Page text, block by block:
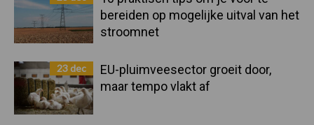
bereiden op mogelijke uitval van het
stroomnet
23 dec
EU-pluimveesector groeit door,
maar tempo vlakt af